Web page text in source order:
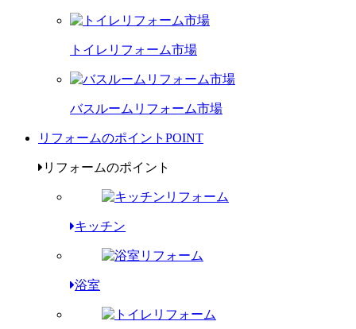
トイレリフォーム市場
バスルームリフォーム市場
リフォームのポイント POINT
リフォームのポイント
キッチン
浴室